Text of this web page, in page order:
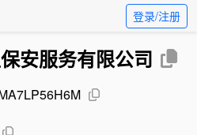
登录/注册
安服务有限公司